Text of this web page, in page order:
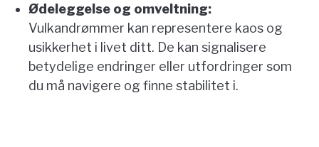
Ødeleggelse og omveltning:
Vulkandrømmer kan representere kaos og
usikkerhet i livet ditt. De kan signalisere
betydelige endringer eller utfordringer som
du må navigere og finne stabilitet i.